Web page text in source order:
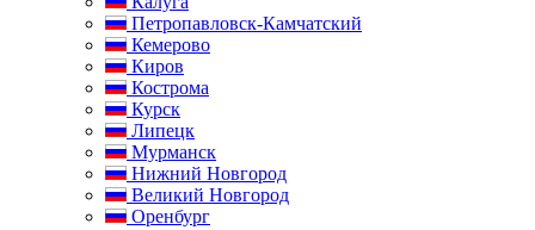
Петропавловск-Камчатский
Кемерово
Киров
Кострома
Курск
Липецк
Мурманск
Нижний Новгород
Великий Новгород
Оренбург